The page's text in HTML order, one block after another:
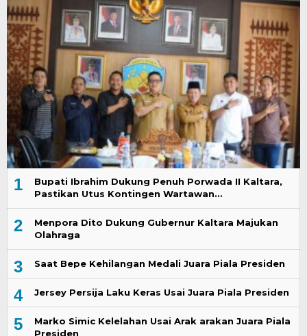
1
Bupati Ibrahim Dukung Penuh Porwada II Kaltara,
Pastikan Utus Kontingen Wartawan…
2
Menpora Dito Dukung Gubernur Kaltara Majukan
Olahraga
3 Saat Bepe Kehilangan Medali Juara Piala Presiden
4 Jersey Persija Laku Keras Usai Juara Piala Presiden
5
Marko Simic Kelelahan Usai Arak arakan Juara Piala
Presiden